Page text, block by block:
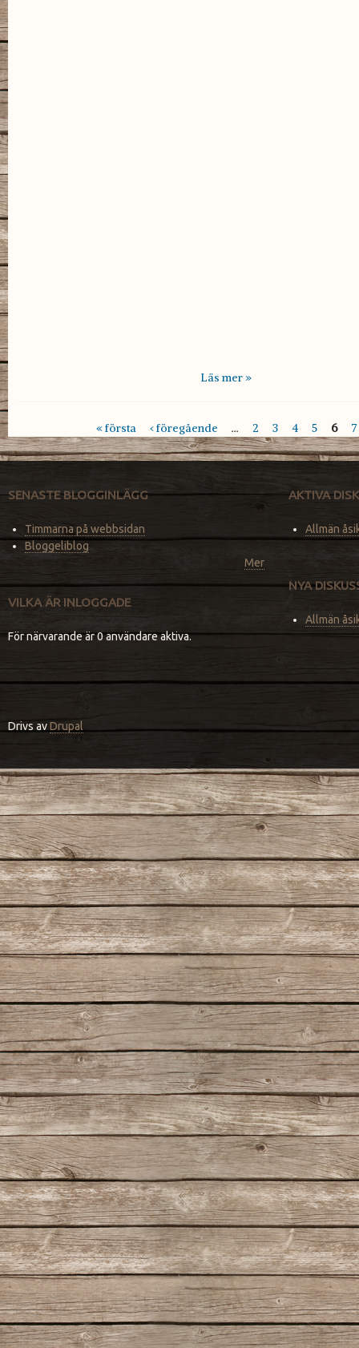
Läs mer »
Sidor
« första ‹ föregående … 2 3 4 5 6 7
SENASTE BLOGGINLÄGG
Timmarna på webbsidan
Bloggeliblog
Mer
VILKA ÄR INLOGGADE
För närvarande är 0 användare aktiva.
AKTIVA
Allmän
NYA
Allmän
Drivs avDrupal